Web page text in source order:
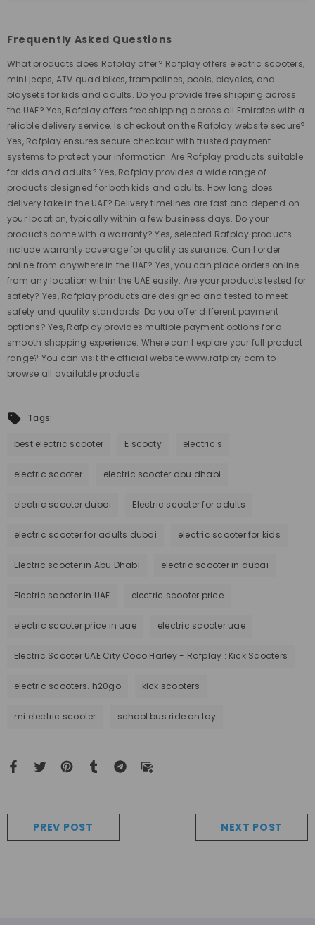
Frequently Asked Questions
What products does Rafplay offer? Rafplay offers electric scooters,
mini jeeps, ATV quad bikes, trampolines, pools, bicycles, and
playsets for kids and adults. Do you provide free shipping across
the UAE? Yes, Rafplay offers free shipping across all Emirates with a
reliable delivery service. Is checkout on the Rafplay website secure?
Yes, Rafplay ensures secure checkout with trusted payment
systems to protect your information. Are Rafplay products suitable
for kids and adults? Yes, Rafplay provides a wide range of
products designed for both kids and adults. How long does
delivery take in the UAE? Delivery timelines are fast and depend on
your location, typically within a few business days. Do your
products come with a warranty? Yes, selected Rafplay products
include warranty coverage for quality assurance. Can I order
online from anywhere in the UAE? Yes, you can place orders online
from any location within the UAE easily. Are your products tested for
safety? Yes, Rafplay products are designed and tested to meet
safety and quality standards. Do you offer different payment
options? Yes, Rafplay provides multiple payment options for a
smooth shopping experience. Where can I explore your full product
range? You can visit the official website www.rafplay.com to
browse all available products.
Tags:
best electric scooter E scooty electric s
electric scooter electric scooter abu dhabi
electric scooter dubai Electric scooter for adults
electric scooter for adults dubai electric scooter for kids
Electric scooter in Abu Dhabi electric scooter in dubai
Electric scooter in UAE electric scooter price
electric scooter price in uae electric scooter uae
Electric Scooter UAE City Coco Harley - Rafplay : Kick Scooters
electric scooters. h20go kick scooters
mi electric scooter school bus ride on toy
PREV POST NEXT POST